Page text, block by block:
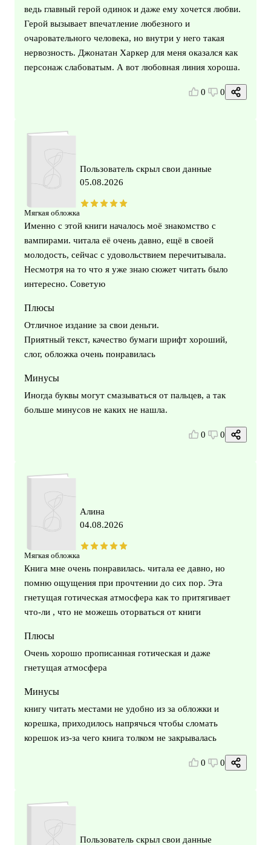
ведь главный герой одинок и даже ему хочется любви.
Герой вызывает впечатление любезного и
очаровательного человека, но внутри у него такая
нервозность. Джонатан Харкер для меня оказался как
персонаж слабоватым. А вот любовная линия хороша.
0 0
Мягкая обложка
Пользователь скрыл свои данные
05.08.2026
Именно с этой книги началось моё знакомство с
вампирами. читала её очень давно, ещё в своей
молодость, сейчас с удовольствием перечитывала.
Несмотря на то что я уже знаю сюжет читать было
интересно. Советую
Плюсы
Отличное издание за свои деньги.
Приятный текст, качество бумаги шрифт хороший,
слог, обложка очень понравилась
Минусы
Иногда буквы могут смазываться от пальцев, а так
больше минусов не каких не нашла.
0 0
Мягкая обложка
Алина
04.08.2026
Книга мне очень понравилась. читала ее давно, но
помню ощущения при прочтении до сих пор. Эта
гнетущая готическая атмосфера как то притягивает
что-ли , что не можешь оторваться от книги
Плюсы
Очень хорошо прописанная готическая и даже
гнетущая атмосфера
Минусы
книгу читать местами не удобно из за обложки и
корешка, приходилось напрячься чтобы сломать
корешок из-за чего книга толком не закрывалась
0 0
Пользователь скрыл свои данные